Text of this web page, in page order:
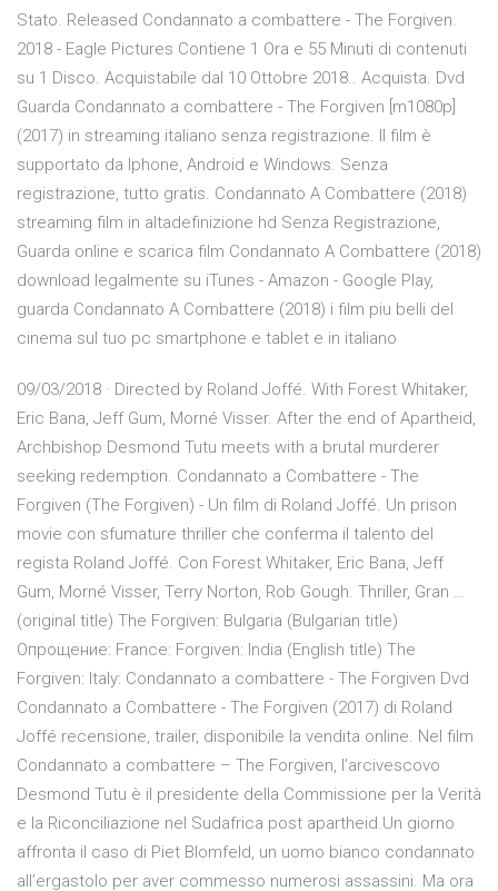
Stato. Released Condannato a combattere - The Forgiven.
2018 - Eagle Pictures Contiene 1 Ora e 55 Minuti di contenuti
su 1 Disco. Acquistabile dal 10 Ottobre 2018.. Acquista. Dvd
Guarda Condannato a combattere - The Forgiven [m1080p]
(2017) in streaming italiano senza registrazione. Il film è
supportato da Iphone, Android e Windows. Senza
registrazione, tutto gratis. Condannato A Combattere (2018)
streaming film in altadefinizione hd Senza Registrazione,
Guarda online e scarica film Condannato A Combattere (2018)
download legalmente su iTunes - Amazon - Google Play,
guarda Condannato A Combattere (2018) i film piu belli del
cinema sul tuo pc smartphone e tablet e in italiano
09/03/2018 · Directed by Roland Joffé. With Forest Whitaker,
Eric Bana, Jeff Gum, Morné Visser. After the end of Apartheid,
Archbishop Desmond Tutu meets with a brutal murderer
seeking redemption. Condannato a Combattere - The
Forgiven (The Forgiven) - Un film di Roland Joffé. Un prison
movie con sfumature thriller che conferma il talento del
regista Roland Joffé. Con Forest Whitaker, Eric Bana, Jeff
Gum, Morné Visser, Terry Norton, Rob Gough. Thriller, Gran …
(original title) The Forgiven: Bulgaria (Bulgarian title)
Опрощение: France: Forgiven: India (English title) The
Forgiven: Italy: Condannato a combattere - The Forgiven Dvd
Condannato a Combattere - The Forgiven (2017) di Roland
Joffé recensione, trailer, disponibile la vendita online. Nel film
Condannato a combattere – The Forgiven, l’arcivescovo
Desmond Tutu è il presidente della Commissione per la Verità
e la Riconciliazione nel Sudafrica post apartheid.Un giorno
affronta il caso di Piet Blomfeld, un uomo bianco condannato
all’ergastolo per aver commesso numerosi assassini. Ma ora